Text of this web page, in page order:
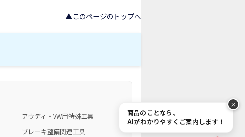
▲このページのトップへ
アウディ・VW用特殊工具
ブレーキ整備関連工具
商品のことなら、
AIがわかりやすくご案内します！